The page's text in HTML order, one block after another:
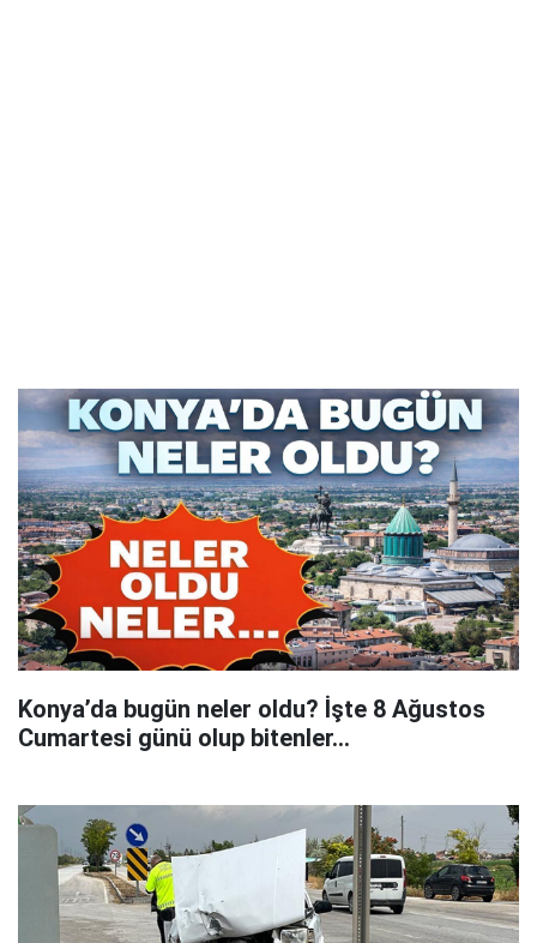
Konya’da bugün neler oldu? İşte 8 Ağustos
Cumartesi günü olup bitenler…